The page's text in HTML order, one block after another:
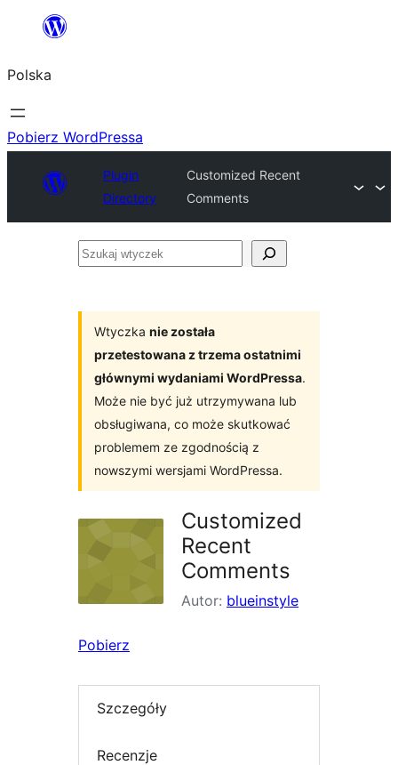
Przejdź
treści
Polska
Pobierz WordPressa
Plugin
Directory
Customized Recent
Comments
Szukaj
Wtyczka nie została
przetestowana z trzema ostatnimi
głównymi wydaniami WordPressa.
Może nie być już utrzymywana lub
obsługiwana, co może skutkować
problemem ze zgodnością z
nowszymi wersjami WordPressa.
Customized
Recent
Comments
Autor: blueinstyle
Pobierz
Szczegóły
Recenzje